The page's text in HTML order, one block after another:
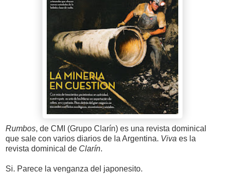
Rumbos, de CMI (Grupo Clarín) es una revista dominical
que sale con varios diarios de la Argentina. Viva es la
revista dominical de Clarín.
Si. Parece la venganza del japonesito.